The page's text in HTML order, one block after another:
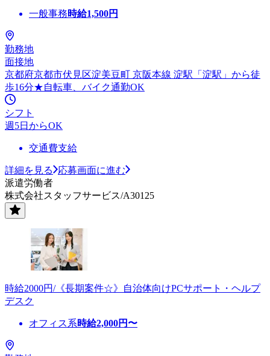
一般事務時給1,500円
勤務地
面接地
京都府京都市伏見区淀美豆町 京阪本線 淀駅「淀駅」から徒
歩16分★自転車、バイク通勤OK
シフト
週5日からOK
交通費支給
詳細を見る
応募画面に進む
派遣労働者
株式会社スタッフサービス/A30125
時給2000円/《長期案件☆》自治体向けPCサポート・ヘルプ
デスク
オフィス系時給2,000円〜